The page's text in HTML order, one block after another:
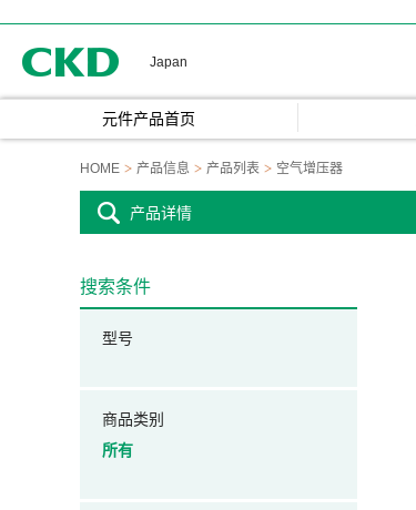
Japan
元件产品首页
HOME 产品信息 产品列表 空气增压器
产品详情
搜索条件
型号
商品类别
所有